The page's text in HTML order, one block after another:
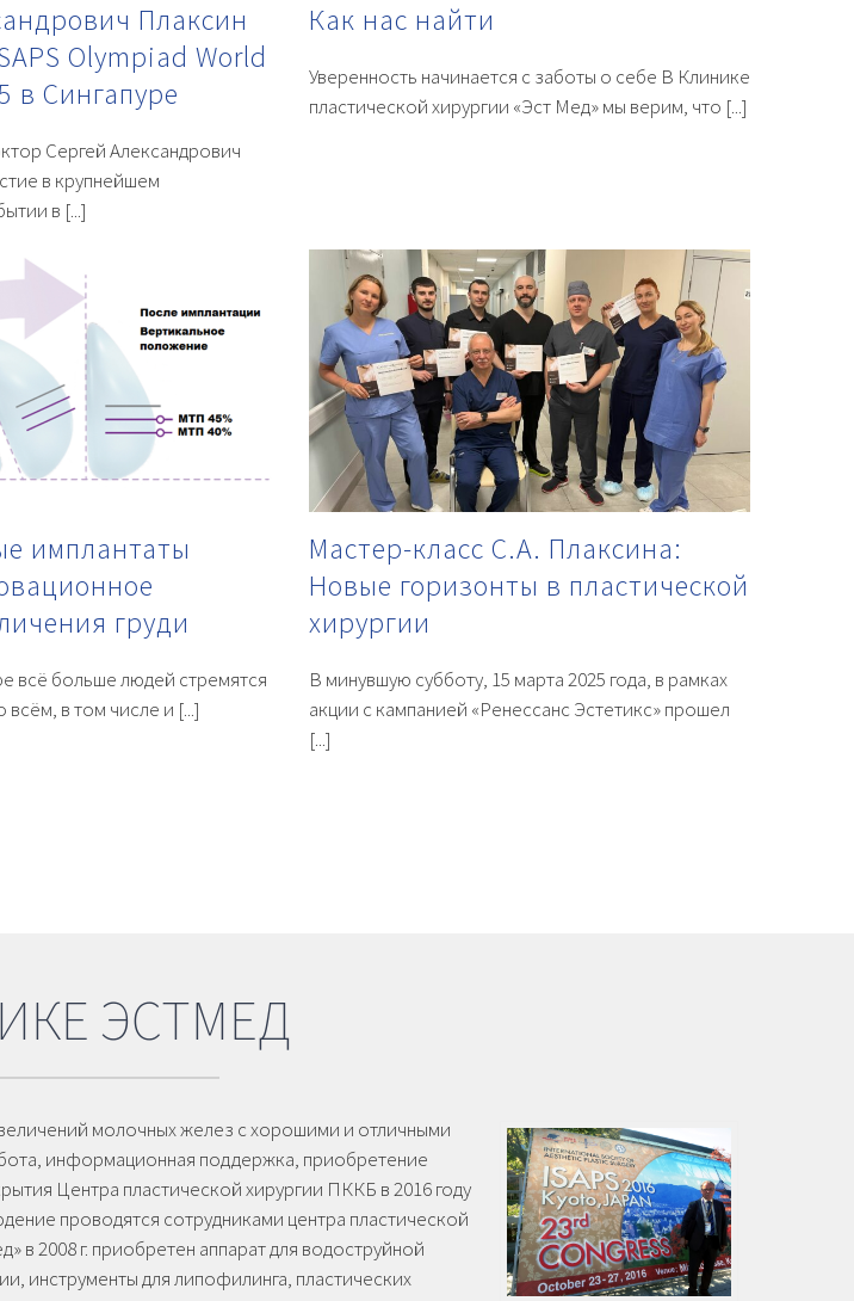
Плаксин
Olympiad World
в Сингапуре
Сергей Александрович
в крупнейшем
в [...]
Как нас найти
Уверенность начинается с заботы о себе В Клинике
пластической хирургии «Эст Мед» мы верим, что [...]
имплантаты
груди
всё больше людей стремятся
всём, в том числе и [...]
Мастер-класс С.А. Плаксина:
Новые горизонты в пластической
хирургии
В минувшую субботу, 15 марта 2025 года, в рамках
акции с кампанией «Ренессанс Эстетикс» прошел
[...]
ЭСТМЕД
молочных желез с хорошими и отличными
информационная поддержка, приобретение
Центра пластической хирургии ПККБ в 2016 году
проводятся сотрудниками центра пластической
2008 г. приобретен аппарат для водоструйной
инструменты для липофилинга, пластических